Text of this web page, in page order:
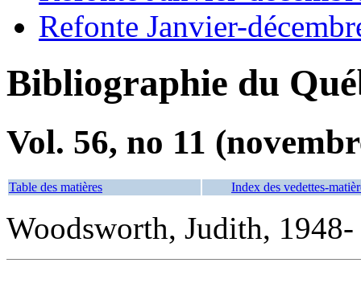
Refonte Janvier-
Bibliographie du
Vol. 56, no 11
Table des matières Index des vedettes-
Woodsworth, Judith, 1948-